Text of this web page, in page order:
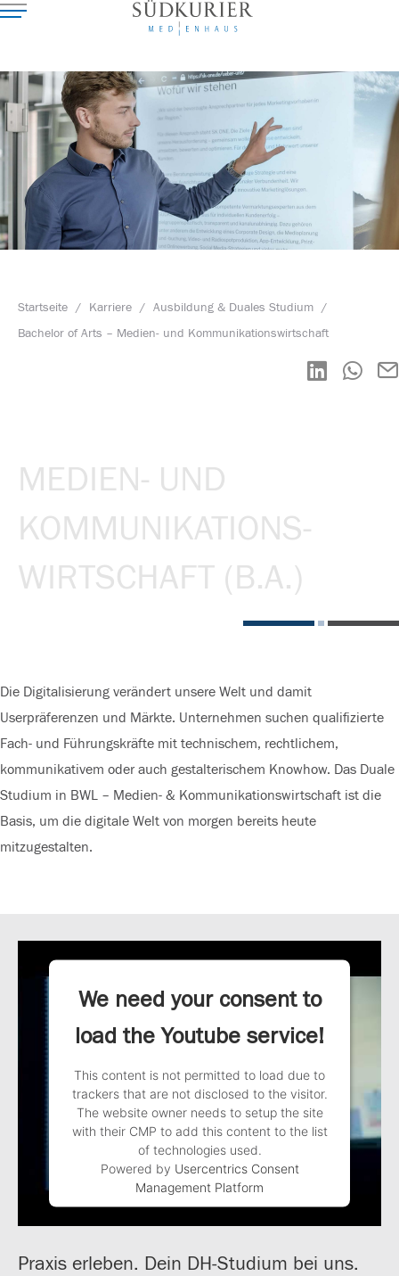
Startseite / Karriere / Ausbildung & Duales Studium /
Bachelor of Arts – Medien- und Kommunikationswirtschaft
MEDIEN- UND
KOMMUNIKATIONS-
WIRTSCHAFT (B.A.)
Die Digitalisierung verändert unsere Welt und damit
Userpräferenzen und Märkte. Unternehmen suchen qualifizierte
Fach- und Führungskräfte mit technischem, rechtlichem,
kommunikativem oder auch gestalterischem Knowhow. Das Duale
Studium in BWL – Medien- & Kommunikationswirtschaft ist die
Basis, um die digitale Welt von morgen bereits heute
mitzugestalten.
We need your consent to
load the Youtube service!
This content is not permitted to load due to
trackers that are not disclosed to the visitor.
The website owner needs to setup the site
with their CMP to add this content to the list
of technologies used.
Powered by Usercentrics Consent
Management Platform
Praxis erleben. Dein DH-Studium bei uns.